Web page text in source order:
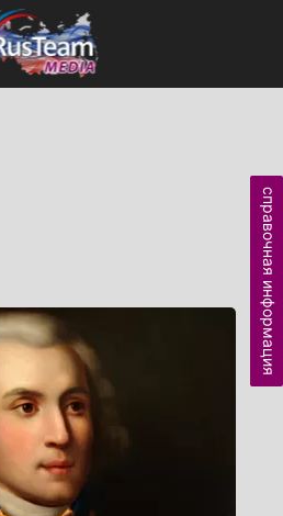
справочная информация